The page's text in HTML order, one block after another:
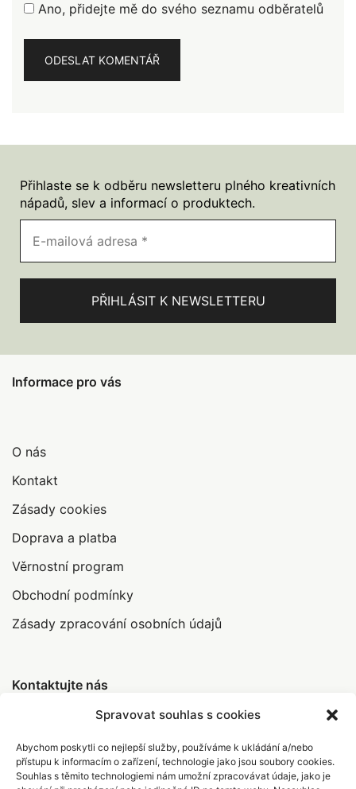
Spravovat souhlas s cookies
Abychom poskytli co nejlepší služby, používáme k ukládání a/nebo
přístupu k informacím o zařízení, technologie jako jsou soubory cookies.
Souhlas s těmito technologiemi nám umožní zpracovávat údaje, jako je
Ano, přidejte mě do svého seznamu odběratelů
Přihlaste se k odběru newsletteru plného kreativních
nápadů, slev a informací o produktech.
Informace pro vás
O nás
Kontakt
Zásady cookies
Doprava a platba
Věrnostní program
Obchodní podmínky
Zásady zpracování osobních údajů
Kontaktujte nás
info@abrakamakra.cz
+420 735 396 308